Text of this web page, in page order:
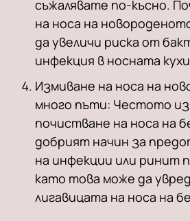
съжалявате по-късно.
на носа на
да увеличи риска от
инфекция в носната
Измиване на носа на
много пъти: Честото
почистване на носа на
добрият начин за
на инфекции или ринит
като това може да
лигавицата на носа на